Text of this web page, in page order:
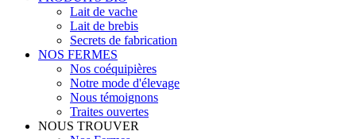
Lait de vache
Lait de brebis
Secrets de fabrication
NOS FERMES
Nos coéquipières
Notre mode d'élevage
Nous témoignons
Traites ouvertes
NOUS TROUVER